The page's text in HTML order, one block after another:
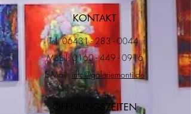
KONTAKT
Tel.06431 - 283 - 0044
Mobil:0160 - 449 - 0916
E-Mail: info@galeriemonti.de
ÖFFNUNGSZEITEN